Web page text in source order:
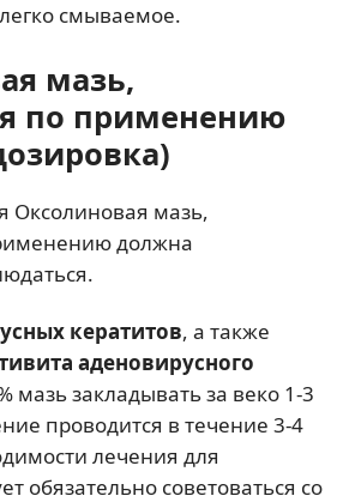
смываемое.
мазь,
по применению
Оксолиновая мазь,
должна
кератитов, а также
аденовирусного
мазь закладывать за веко 1-3
проводится в течение 3-4
лечения для
обязательно советоваться со